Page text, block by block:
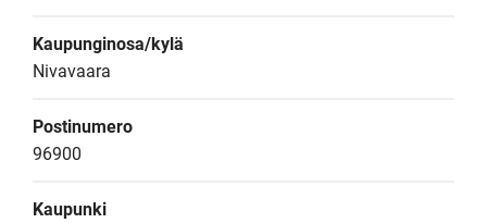
Kaupunginosa/kylä
Nivavaara
Postinumero
96900
Kaupunki